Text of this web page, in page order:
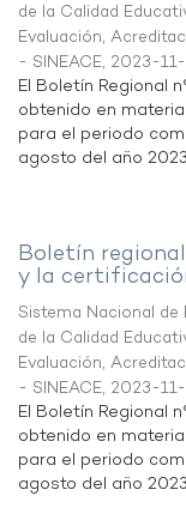
de la Calidad
Evaluación,
- SINEACE, 2023-
El Boletín Regional
obtenido en
para el periodo
agosto del año
Boletín
y la
Sistema Nacional
de la Calidad
Evaluación,
- SINEACE, 2023-
El Boletín Regional
obtenido en
para el periodo
agosto del año